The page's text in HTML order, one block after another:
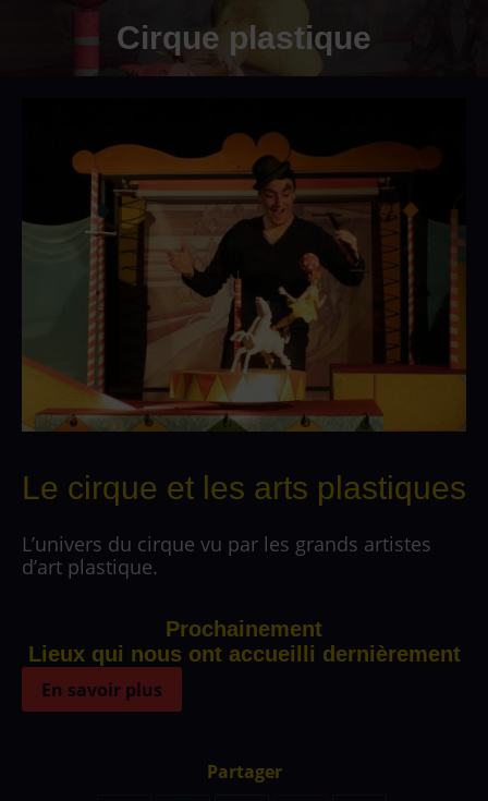
Cirque plastique
Le cirque et les arts plastiques
L’univers du cirque vu par les grands artistes
d’art plastique.
Prochainement
Lieux qui nous ont accueilli dernièrement
En savoir plus
Partager